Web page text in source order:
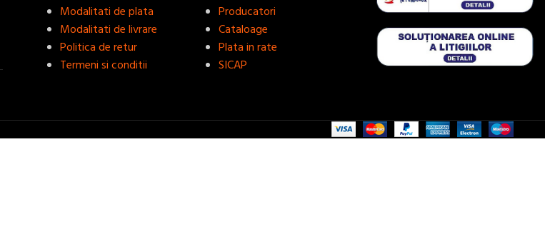
Modalitati de plata
Modalitati de livrare
Politica de retur
Termeni si conditii
Producatori
Cataloage
Plata in rate
SICAP